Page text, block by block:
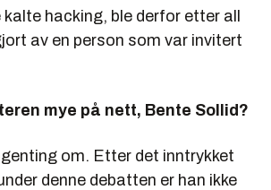
hacking, ble derfor etter all
av en person som var invitert
mye på nett, Bente Sollid?
om. Etter det inntrykket
denne debatten er han ikke